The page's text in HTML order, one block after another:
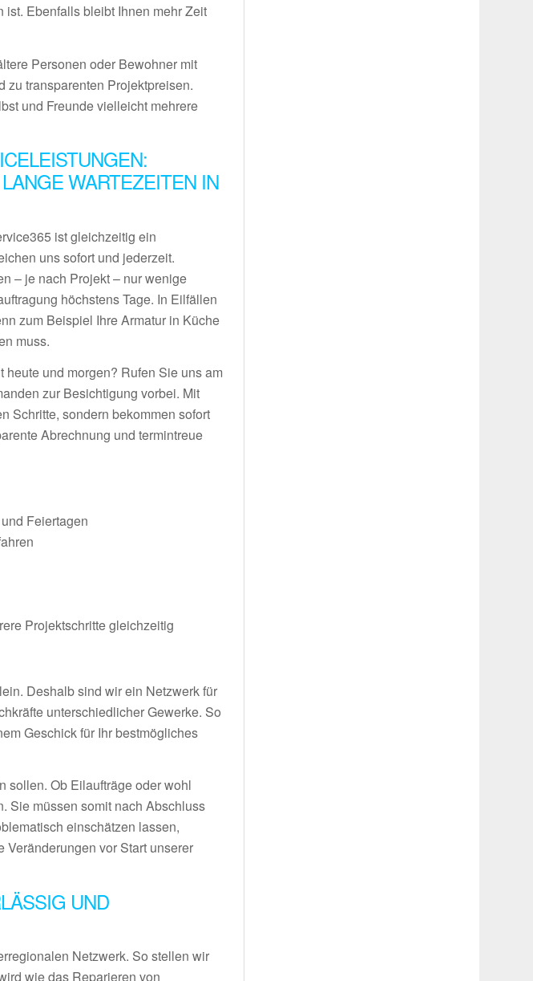
Ebenfalls bleibt Ihnen mehr Zeit
Personen oder Bewohner mit
zu transparenten Projektpreisen.
und Freunde vielleicht mehrere
WARTEZEITEN IN
ist gleichzeitig ein
uns sofort und jederzeit.
– je nach Projekt – nur wenige
höchstens Tage. In Eilfällen
zum Beispiel Ihre Armatur in Küche
muss.
und morgen? Rufen Sie uns am
zur Besichtigung vorbei. Mit
Schritte, sondern bekommen sofort
Abrechnung und termintreue
Feiertagen
Projektschritte gleichzeitig
Deshalb sind wir ein Netzwerk für
unterschiedlicher Gewerke. So
Geschick für Ihr bestmögliches
sollen. Ob Eilaufträge oder wohl
Sie müssen somit nach Abschluss
einschätzen lassen,
vor Start unserer
UND
Netzwerk. So stellen wir
wie das Reparieren von